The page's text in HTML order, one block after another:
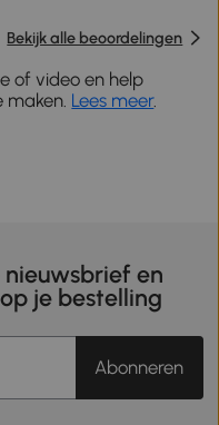
Bekijk alle beoordelingen
of video en help
Lees meer.
en
je bestelling
Abonneren